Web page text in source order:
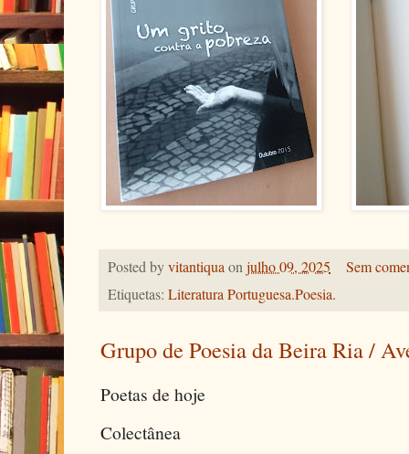
Posted byvitantiquaonjulho 09, 2025
Sem
Etiquetas: Literatura Portuguesa.Poesia.
Grupo de Poesia da Beira Ria /
Poetas de hoje
Colectânea